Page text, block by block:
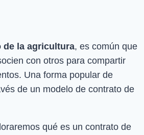
de la agricultura, es común que
con otros para compartir
Una forma popular de
de un modelo de contrato de
qué es un contrato de